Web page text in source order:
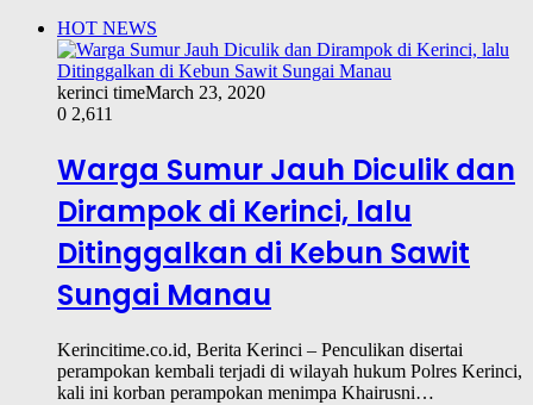
HOT NEWS
kerinci timeMarch 23, 2020
0 2,611
Warga Sumur Jauh Diculik dan
Dirampok di Kerinci, lalu
Ditinggalkan di Kebun Sawit
Sungai Manau
Kerincitime.co.id, Berita Kerinci – Penculikan disertai
perampokan kembali terjadi di wilayah hukum Polres Kerinci,
kali ini korban perampokan menimpa Khairusni…